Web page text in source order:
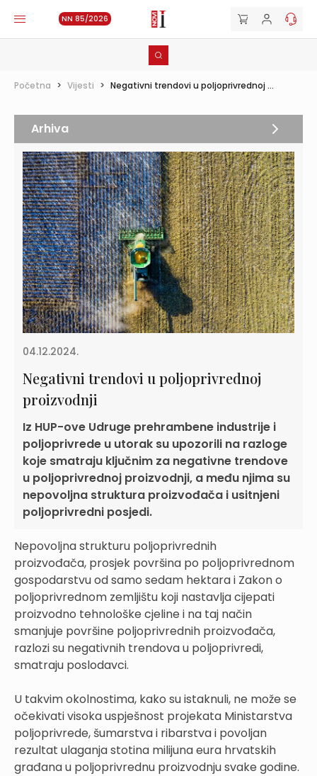
NN 85/2026
Početna > Vijesti > Negativni trendovi u poljoprivrednoj ...
04.12.2024.
Negativni trendovi u poljoprivrednoj
proizvodnji
Iz HUP-ove Udruge prehrambene industrije i
poljoprivrede u utorak su upozorili na razloge
koje smatraju ključnim za negativne trendove
u poljoprivrednoj proizvodnji, a među njima su
nepovoljna struktura proizvođača i usitnjeni
poljoprivredni posjedi.
Nepovoljna strukturu poljoprivrednih
proizvođača, prosjek površina po poljoprivrednom
gospodarstvu od samo sedam hektara i Zakon o
poljoprivrednom zemljištu koji nastavlja cijepati
proizvodno tehnološke cjeline i na taj način
smanjuje površine poljoprivrednih proizvođača,
razlozi su negativnih trendova u poljoprivredi,
smatraju poslodavci.
U takvim okolnostima, kako su istaknuli, ne može se
očekivati visoka uspješnost projekata Ministarstva
poljoprivrede, šumarstva i ribarstva i povoljan
rezultat ulaganja stotina milijuna eura hrvatskih
građana u poljoprivrednu proizvodnju svake godine.
Arhiva